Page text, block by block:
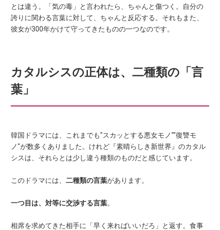
とは違う。「気の毒」と言われたら、ちゃんと傷つく。自分の
誇りに関わる言葉に対して、ちゃんと反応する。それもまた、
彼女が300年かけて守ってきたものの一つなのです。
カタルシスの正体は、二種類の「言
葉」
韓国ドラマには、これまでも"スカッとする悪女モノ""復讐モ
ノ"が数多くありました。けれど『素晴らしき新世界』のカタル
シスは、それらとは少し違う種類のものだと感じています。
このドラマには、二種類の言葉があります。
一つ目は、対等に交渉する言葉。
相席を求めてきた相手に「早く来ればいいだろ」と返す。食事